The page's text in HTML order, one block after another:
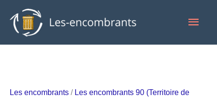
contenu
Les encombrants / Les encombrants 90 (Territoire de